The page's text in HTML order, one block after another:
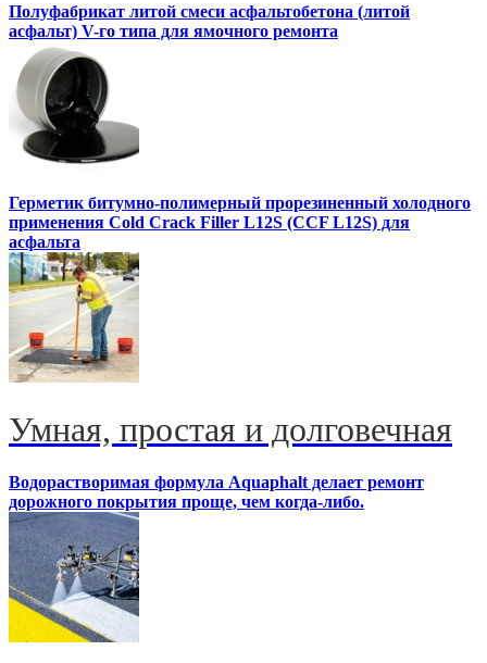
Полуфабрикат литой смеси асфальтобетона (литой
асфальт) V-го типа для ямочного ремонта
Герметик битумно-полимерный прорезиненный холодного
применения Cold Crack Filler L12S (ССF L12S) для
асфальта
Умная, простая и долговечная
Водорастворимая формула Aquaphalt делает ремонт
дорожного покрытия проще, чем когда-либо.